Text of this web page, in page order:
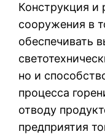
Конструкция и
сооружения в
обеспечивать
но и
процесса
отводу
предприятия